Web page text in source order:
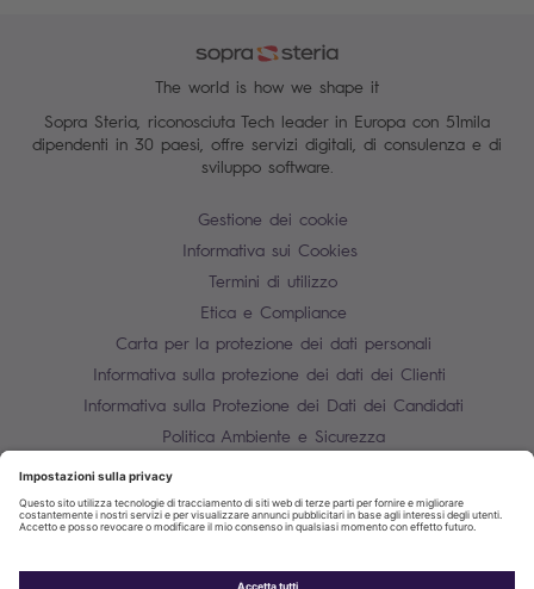
The world is how we shape it
Sopra Steria, riconosciuta Tech leader in Europa con 51mila
dipendenti in 30 paesi, offre servizi digitali, di consulenza e di
sviluppo software.
Gestione dei cookie
Informativa sui Cookies
Termini di utilizzo
Etica e Compliance
Carta per la protezione dei dati personali
Informativa sulla protezione dei dati dei Clienti
Informativa sulla Protezione dei Dati dei Candidati
Politica Ambiente e Sicurezza
Contatti
P.IVA 10850910158